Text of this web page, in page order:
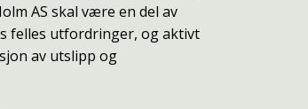
AS skal være en del av
felles utfordringer, og aktivt
av utslipp og